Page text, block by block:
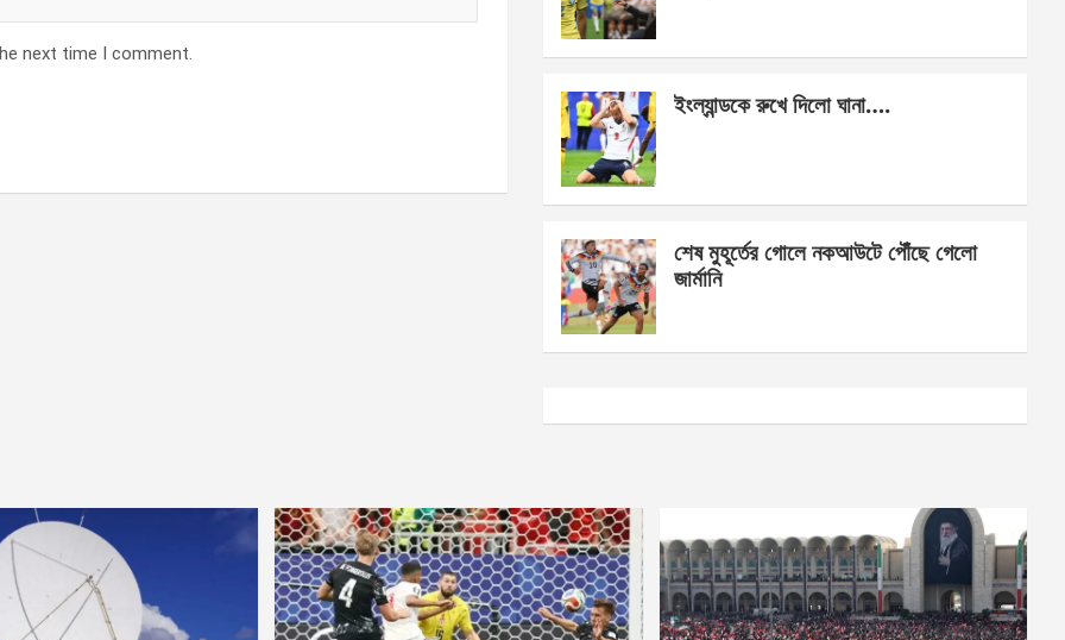
next time I comment.
ইংল্যান্ডকে রুখে দিলো ঘানা….
শেষ মুহূর্তের গোলে নকআউটে পৌঁছে গেলো
জার্মানি